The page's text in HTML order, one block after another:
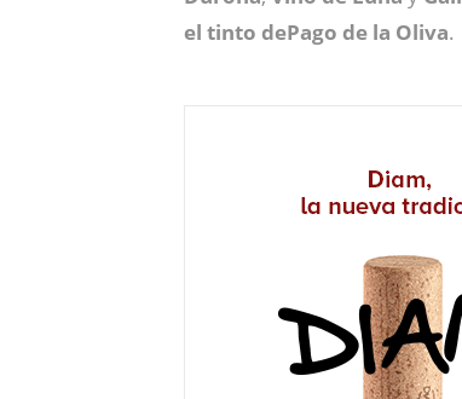
el tinto dePago de la Oliva.